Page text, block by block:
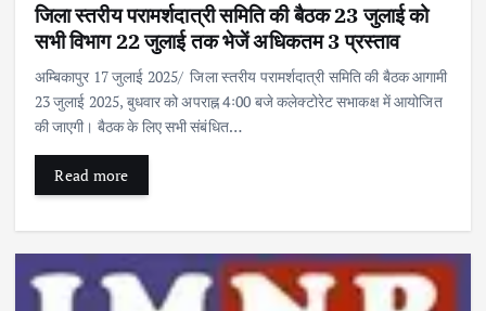
जिला स्तरीय परामर्शदात्री समिति की बैठक 23 जुलाई को
सभी विभाग 22 जुलाई तक भेजें अधिकतम 3 प्रस्ताव
अम्बिकापुर 17 जुलाई 2025/ जिला स्तरीय परामर्शदात्री समिति की बैठक आगामी
23 जुलाई 2025, बुधवार को अपराह्न 4ः00 बजे कलेक्टोरेट सभाकक्ष में आयोजित
की जाएगी। बैठक के लिए सभी संबंधित…
Read more